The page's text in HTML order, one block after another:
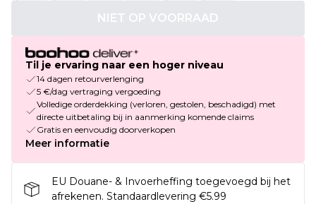
NIET OP VOORRAAD
Til je ervaring naar een hoger niveau
14 dagen retourverlenging
5 €/dag vertraging vergoeding
Volledige orderdekking (verloren, gestolen, beschadigd) met
directe uitbetaling bij in aanmerking komende claims
Gratis en eenvoudig doorverkopen
Meer informatie
EU Douane- & Invoerheffing toegevoegd bij het
afrekenen. Standaardlevering €5.99